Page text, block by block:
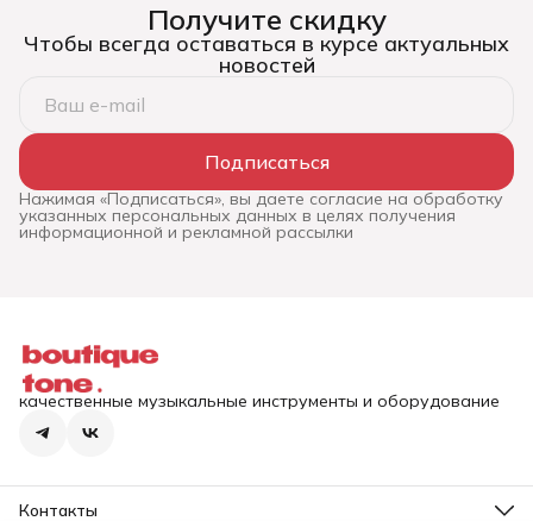
Получите скидку
Чтобы всегда оставаться в курсе актуальных
новостей
Подписаться
Нажимая «Подписаться», вы даете согласие на обработку
указанных персональных данных в целях получения
информационной и рекламной рассылки
качественные музыкальные инструменты и оборудование
Контакты